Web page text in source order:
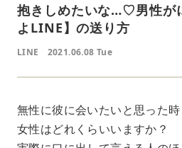
抱きしめたいな…♡男性が
よLINE】の送り方
LINE 2021.06.08 Tue
無性に彼に会いたいと思った
女性はどれくらいいますか？